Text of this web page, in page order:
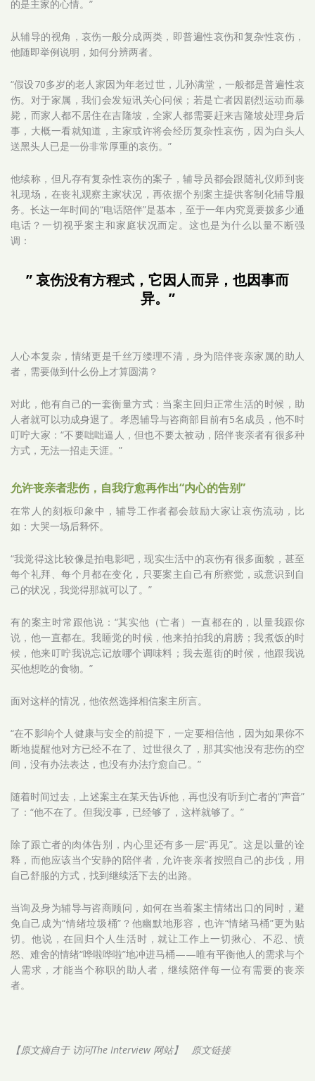
的是主家的心情。”
从辅导的视角，哀伤一般分成两类，即普遍性哀伤和复杂性哀伤，
他随即举例说明，如何分辨两者。
“假设70多岁的老人家因为年老过世，儿孙满堂，一般都是普遍性哀
伤。对于家属，我们会发短讯关心问候；若是亡者因剧烈运动而暴
毙，而家人都不居住在吉隆坡，全家人都需要赶来吉隆坡处理身后
事，大概一看就知道，主家或许将会经历复杂性哀伤，因为白头人
送黑头人已是一份非常厚重的哀伤。”
他续称，但凡存有复杂性哀伤的案子，辅导员都会跟随礼仪师到丧
礼现场，在丧礼观察主家状况，再依据个别案主提供客制化辅导服
务。长达一年时间的“电话陪伴”是基本，至于一年内究竟要拨多少通
电话？一切视乎案主和家庭状况而定。这也是为什么以量不断强
调：
” 哀伤没有方程式，它因人而异，也因事而
异。”
人心本复杂，情绪更是千丝万缕理不清，身为陪伴丧亲家属的助人
者，需要做到什么份上才算圆满？
对此，他有自己的一套衡量方式：当案主回归正常生活的时候，助
人者就可以功成身退了。孝恩辅导与咨商部目前有5名成员，他不时
叮咛大家：“不要咄咄逼人，但也不要太被动，陪伴丧亲者有很多种
方式，无法一招走天涯。”
允许丧亲者悲伤，自我疗愈再作出“内心的告别”
在常人的刻板印象中，辅导工作者都会鼓励大家让哀伤流动，比
如：大哭一场后释怀。
“我觉得这比较像是拍电影吧，现实生活中的哀伤有很多面貌，甚至
每个礼拜、每个月都在变化，只要案主自己有所察觉，或意识到自
己的状况，我觉得那就可以了。”
有的案主时常跟他说：“其实他（亡者）一直都在的，以量我跟你
说，他一直都在。我睡觉的时候，他来拍拍我的肩膀；我煮饭的时
候，他来叮咛我说忘记放哪个调味料；我去逛街的时候，他跟我说
买他想吃的食物。”
面对这样的情况，他依然选择相信案主所言。
“在不影响个人健康与安全的前提下，一定要相信他，因为如果你不
断地提醒他对方已经不在了、过世很久了，那其实他没有悲伤的空
间，没有办法表达，也没有办法疗愈自己。”
随着时间过去，上述案主在某天告诉他，再也没有听到亡者的“声音”
了：“他不在了。但我没事，已经够了，这样就够了。”
除了跟亡者的肉体告别，内心里还有多一层“再见”。这是以量的诠
释，而他应该当个安静的陪伴者，允许丧亲者按照自己的步伐，用
自己舒服的方式，找到继续活下去的出路。
当询及身为辅导与咨商顾问，如何在当着案主情绪出口的同时，避
免自己成为“情绪垃圾桶”？他幽默地形容，也许“情绪马桶”更为贴
切。他说，在回归个人生活时，就让工作上一切揪心、不忍、愤
怒、难舍的情绪“哗啦哗啦”地冲进马桶——唯有平衡他人的需求与个
人需求，才能当个称职的助人者，继续陪伴每一位有需要的丧亲
者。
【原文摘自于 访问The Interview 网站】 原文链接